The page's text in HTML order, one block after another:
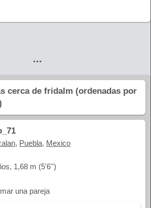
...
cerca de fridalm (ordenadas por
, Puebla, Mexico
1,68 m (5'6'')
una pareja